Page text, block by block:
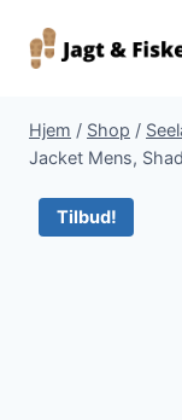
Hjem / Shop /
Jacket Mens,
Tilbud!